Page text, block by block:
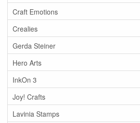
Craft Emotions
Crealies
Gerda Steiner
Hero Arts
InkOn 3
Joy! Crafts
Lavinia Stamps